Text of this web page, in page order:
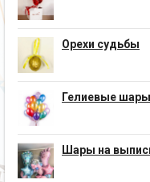
Орехи судьбы
Гелиевые шары
Шары на